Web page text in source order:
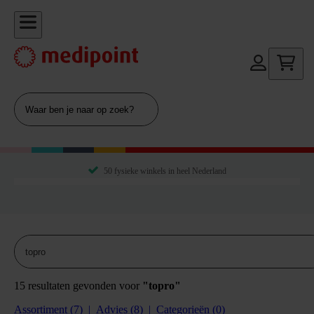
50 fysieke winkels in heel Nederland
15 resultaten gevonden voor "topro"
Assortiment (7) Advies (8) Categorieën (0)